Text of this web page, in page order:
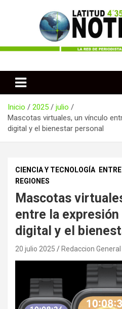
Latitud 435
Inicio 2025
julio
Mascotas virtuales, un vínculo
digital y el bienestar personal
CIENCIA Y TECNOLOGÍA
REGIONES
Mascotas
entre la expresión
digital y el
20 julio 2025 Redaccion General